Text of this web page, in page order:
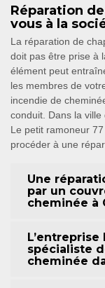
Réparation
vous à la
La réparation de
doit pas être prise à
élément peut
les membres de
incendie de
conduit. Dans la ville
Le petit ramoneur
procéder à une
Une
par un
cheminée à
spécialiste
cheminée